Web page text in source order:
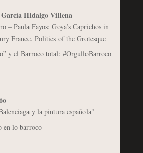
Hidalgo Villena
– Paula Fayos: Goya’s Caprichos in
France. Politics of the Grotesque
y el Barroco total: #OrgulloBarroco
y la pintura española"
en lo barroco